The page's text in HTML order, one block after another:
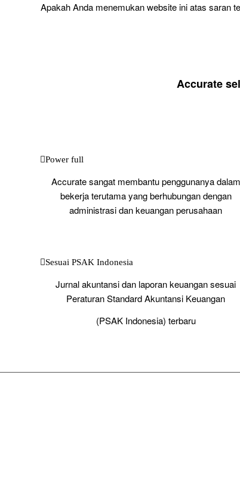
Apakah Anda menemukan website ini atas saran
Accurate
Power full
Accurate sangat membantu penggunanya dalam
bekerja terutama yang berhubungan dengan
administrasi dan keuangan perusahaan
Sesuai PSAK Indonesia
Jurnal akuntansi dan laporan keuangan sesuai
Peraturan Standard Akuntansi Keuangan
(PSAK Indonesia) terbaru